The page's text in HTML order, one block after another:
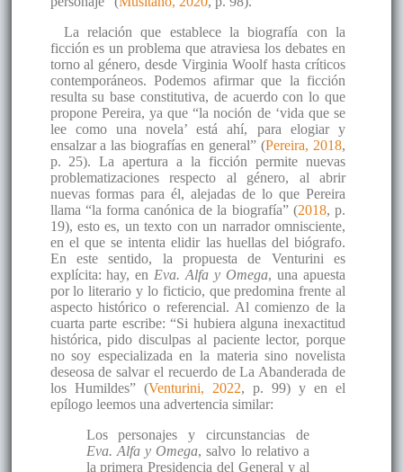
La relación que establece la biografía con la
ficción es un problema que atraviesa los debates en
torno al género, desde Virginia Woolf hasta críticos
contemporáneos. Podemos afirmar que la ficción
resulta su base constitutiva, de acuerdo con lo que
propone Pereira, ya que “la noción de ‘vida que se
lee como una novela’ está ahí, para elogiar y
ensalzar a las biografías en general” (Pereira, 2018,
p. 25). La apertura a la ficción permite nuevas
problematizaciones respecto al género, al abrir
nuevas formas para él, alejadas de lo que Pereira
llama “la forma canónica de la biografía” (2018, p.
19), esto es, un texto con un narrador omnisciente,
en el que se intenta elidir las huellas del biógrafo.
En este sentido, la propuesta de Venturini es
explícita: hay, enEva. Alfa y Omega, una apuesta
por lo literario y lo ficticio, que predomina frente al
aspecto histórico o referencial. Al comienzo de la
cuarta parte escribe: “Si hubiera alguna inexactitud
histórica, pido disculpas al paciente lector, porque
no soy especializada en la materia sino novelista
deseosa de salvar el recuerdo de La Abanderada de
los Humildes” (Venturini, 2022, p. 99) y en el
epílogo leemos una advertencia similar:
Los personajes y circunstancias de
Eva. Alfa y Omega, salvo lo relativo a
la primera Presidencia del General y al